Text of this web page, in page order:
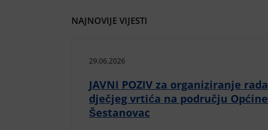
NAJNOVIJE VIJESTI
29.06.2026
JAVNI POZIV za organiziranje rada
dječjeg vrtića na području Općine
Šestanovac